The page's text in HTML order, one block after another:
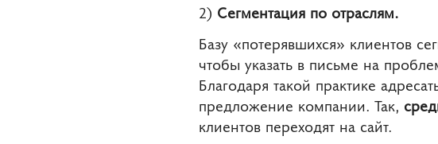
2) Сегментация по отраслям.
Базу «потерявшихся» клиентов
чтобы указать в письме на
Благодаря такой практике
предложение компании. Так,
клиентов переходят на сайт.